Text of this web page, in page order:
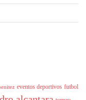
eventos deportivos futbol